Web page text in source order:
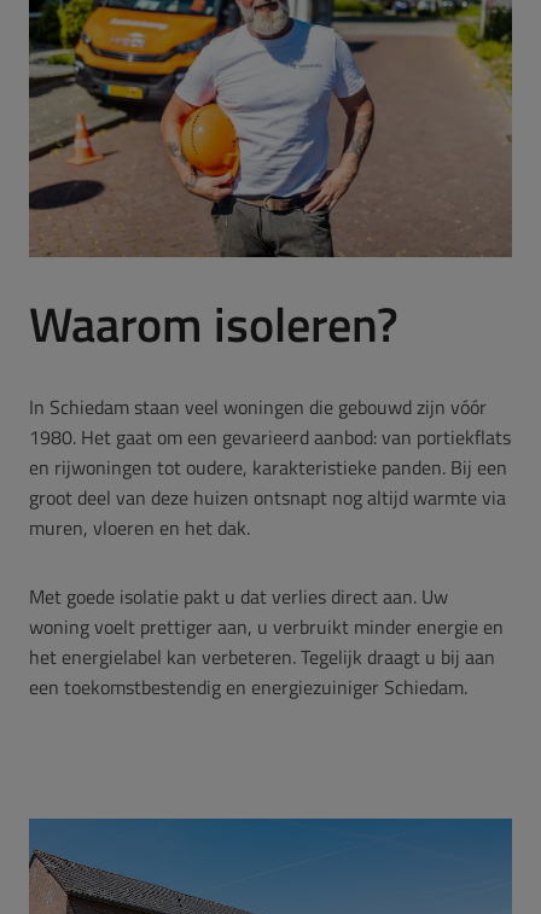
Waarom isoleren?
In Schiedam staan veel woningen die gebouwd zijn vóór
1980. Het gaat om een gevarieerd aanbod: van portiekflats
en rijwoningen tot oudere, karakteristieke panden. Bij een
groot deel van deze huizen ontsnapt nog altijd warmte via
muren, vloeren en het dak.
Met goede isolatie pakt u dat verlies direct aan. Uw
woning voelt prettiger aan, u verbruikt minder energie en
het energielabel kan verbeteren. Tegelijk draagt u bij aan
een toekomstbestendig en energiezuiniger Schiedam.